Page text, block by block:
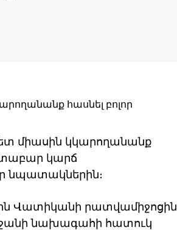
միասին կկարողանանք
կարճ
նպատակներին։
Վատիկանի րատվամիջոցին
նախագահի հատուկ